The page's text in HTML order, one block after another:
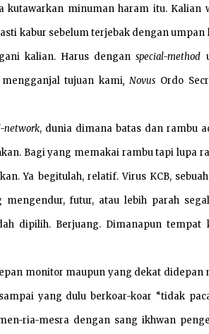
kutawarkan minuman haram itu. Kalian
kabur sebelum terjebak dengan umpan
kalian. Harus denganspecial-method
tujuan kami,Novus Ordo
network, dunia dimana batas dan rambu
Bagi yang memakai rambu tapi lupa
Ya begitulah, relatif. Virus KCB,
futur, atau lebih parah
dipilih. Berjuang. Dimanapun tempat
monitor maupun yang dekat didepan
yang dulu berkoar-koar “tidak
ria-mesra dengan sang ikhwan